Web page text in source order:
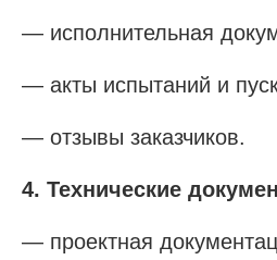
— исполнительная
— акты испытаний и
— отзывы заказчиков.
4. Технические
— проектная